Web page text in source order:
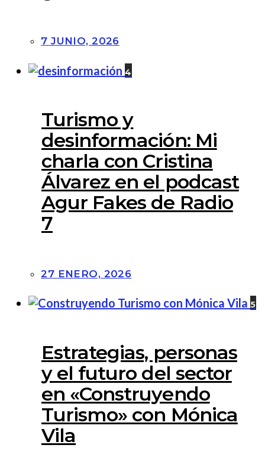
7 JUNIO, 2026
4
Turismo y
desinformación: Mi
charla con Cristina
Álvarez en el podcast
Agur Fakes de Radio
7
27 ENERO, 2026
5
Estrategias, personas
y el futuro del sector
en «Construyendo
Turismo» con Mónica
Vila